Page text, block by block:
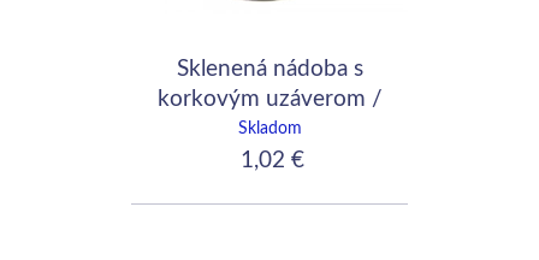
Sklenená nádoba s
korkovým uzáverom /
3x7,5cm / 35ml
Skladom
1,02 €